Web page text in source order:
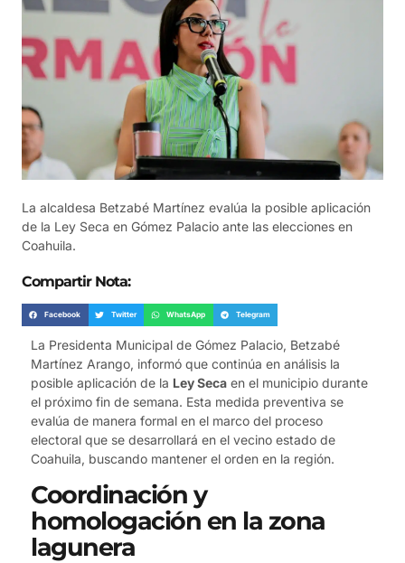
La alcaldesa Betzabé Martínez evalúa la posible aplicación
de la Ley Seca en Gómez Palacio ante las elecciones en
Coahuila.
Compartir Nota:
Facebook Twitter WhatsApp Telegram
La Presidenta Municipal de Gómez Palacio, Betzabé
Martínez Arango, informó que continúa en análisis la
posible aplicación de la Ley Seca en el municipio durante
el próximo fin de semana. Esta medida preventiva se
evalúa de manera formal en el marco del proceso
electoral que se desarrollará en el vecino estado de
Coahuila, buscando mantener el orden en la región.
Coordinación y
homologación en la zona
lagunera